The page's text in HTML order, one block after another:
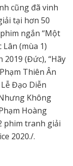
cũng đã vinh
tại hơn 50
ngắn “Một
(mùa 1)
(Đức), “Hãy
Thiên Ân
Đạo Diễn
Không
Hoàng
phim tranh giải
2020./.